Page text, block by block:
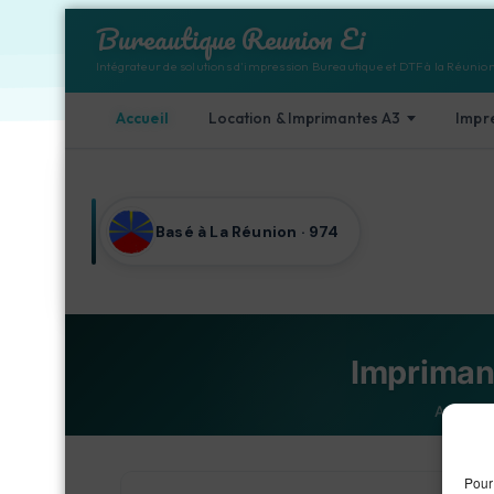
Bureautique Reunion Ei
Intégrateur de solutions d'impression Bureautique et DTF à la Réunion
Accueil Location & Imprimantes A3
Basé à La Réunion · 974
Accueil